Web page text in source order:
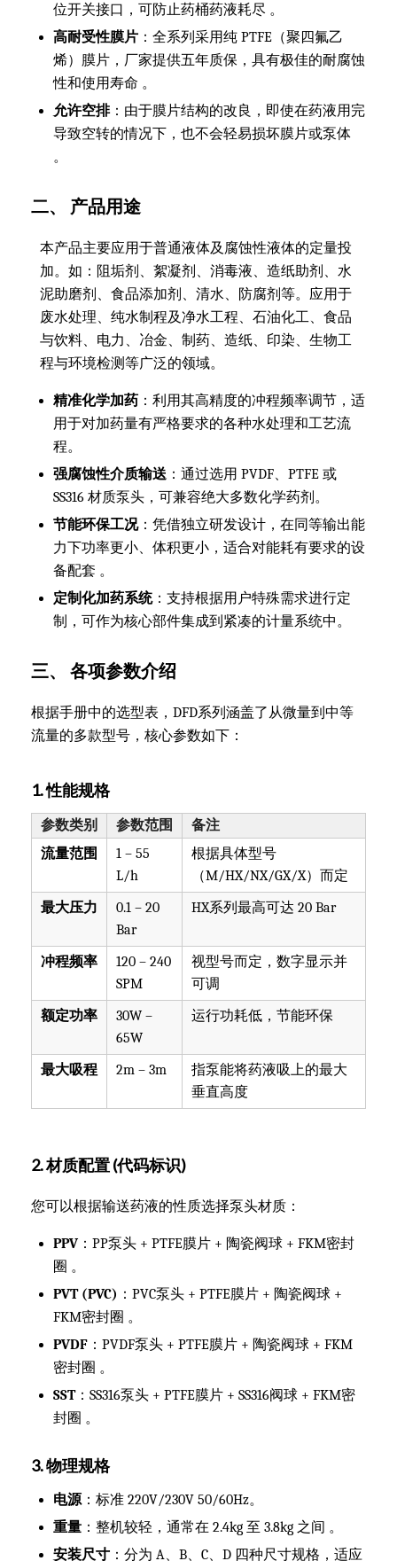
位开关接口，可防止药桶药液耗尽 。
高耐受性膜片 ：全系列采用纯 PTFE（聚四氟乙
烯）膜片，厂家提供五年质保，具有极佳的耐腐蚀
性和使用寿命 。
允许空排：由于膜片结构的改良，即使在药液用完
导致空转的情况下，也不会轻易损坏膜片或泵体
。
二、 产品用途
本产品主要应用于普通液体及腐蚀性液体的定量投
加。如：阻垢剂、絮凝剂、消毒液、造纸助剂、水
泥助磨剂、食品添加剂、清水、防腐剂等。应用于
废水处理、纯水制程及净水工程、石油化工、食品
与饮料、电力、冶金、制药、造纸、印染、生物工
程与环境检测等广泛的领域。
精准化学加药 ：利用其高精度的冲程频率调节，适
用于对加药量有严格要求的各种水处理和工艺流
程。
强腐蚀性介质输送 ：通过选用 PVDF、PTFE 或
SS316 材质泵头，可兼容绝大多数化学药剂。
节能环保工况：凭借独立研发设计，在同等输出能
力下功率更小、体积更小，适合对能耗有要求的设
备配套 。
定制化加药系统：支持根据用户特殊需求进行定
制，可作为核心部件集成到紧凑的计量系统中。
三、 各项参数介绍
根据手册中的选型表，DFD系列涵盖了从微量到中等
流量的多款型号，核心参数如下：
1. 性能规格
参数类别 参数范围
备注
流量范围
1 – 55
L/h
根据具体型号
（M/HX/NX/GX/X）而定
最大压力
0.1 – 20
Bar
HX系列最高可达 20 Bar
冲程频率
120 – 240
SPM
视型号而定，数字显示并
可调
额定功率
30W –
65W
运行功耗低，节能环保
最大吸程 2m – 3m
指泵能将药液吸上的最大
垂直高度
2. 材质配置 (代码标识)
您可以根据输送药液的性质选择泵头材质：
PPV ：PP泵头 + PTFE膜片 + 陶瓷阀球 + FKM密封
圈 。
PVT (PVC) ：PVC泵头 + PTFE膜片 + 陶瓷阀球 +
FKM密封圈 。
PVDF ：PVDF泵头 + PTFE膜片 + 陶瓷阀球 + FKM
密封圈 。
SST：SS316泵头 + PTFE膜片 + SS316阀球 + FKM密
封圈 。
3. 物理规格
电源 ：标准 220V/230V 50/60Hz。
重量 ：整机较轻，通常在 2.4kg 至 3.8kg 之间 。
安装尺寸 ：分为 A、B、C、D 四种尺寸规格，适应